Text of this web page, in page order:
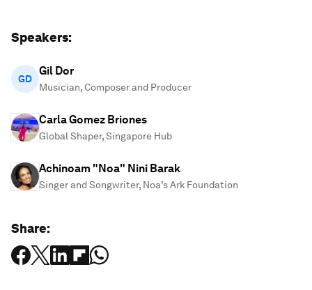
Speakers:
GD
Gil Dor
Musician, Composer and Producer
Carla Gomez Briones
Global Shaper, Singapore Hub
Achinoam "Noa" Nini Barak
Singer and Songwriter, Noa’s Ark Foundation
Share: